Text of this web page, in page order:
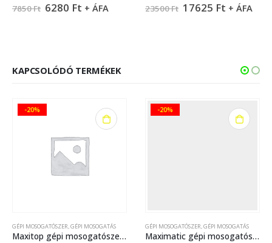
6280Ft + ÁFA 23500 17625Ft + ÁFA 4900
KAPCSOLÓDÓ TERMÉKEK
-20%
GÉPI MOSOGATÓSZER,GÉPI MOSOGATÁS
Maxitop gépi mosogatószer – 22 liter
-20%
GÉPI MOSOGATÓSZER,GÉPI MOSOGATÁS
Maximatic gépi mosogatószer – 22 liter